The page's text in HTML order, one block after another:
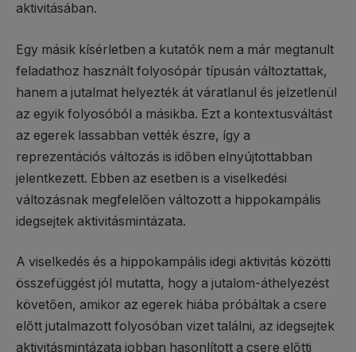
aktivitásában.
Egy másik kísérletben a kutatók nem a már megtanult
feladathoz használt folyosópár típusán változtattak,
hanem a jutalmat helyezték át váratlanul és jelzetlenül
az egyik folyosóból a másikba. Ezt a kontextusváltást
az egerek lassabban vették észre, így a
reprezentációs változás is időben elnyújtottabban
jelentkezett. Ebben az esetben is a viselkedési
változásnak megfelelően változott a hippokampális
idegsejtek aktivitásmintázata.
A viselkedés és a hippokampális idegi aktivitás közötti
összefüggést jól mutatta, hogy a jutalom-áthelyezést
követően, amikor az egerek hiába próbáltak a csere
előtt jutalmazott folyosóban vizet találni, az idegsejtek
aktivitásmintázata jobban hasonlított a csere előtti